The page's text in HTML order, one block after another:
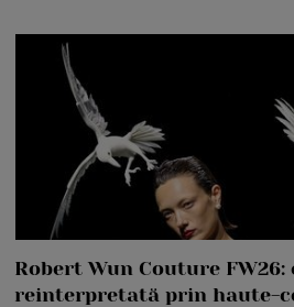
Robert Wun Couture
reinterpretată prin haute-